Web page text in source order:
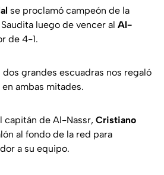
se proclamó campeón de la
Saudita luego de vencer al Al-
de 4-1.
grandes escuadras nos regaló
ambas mitades.
capitán de Al-Nassr, Cristiano
al fondo de la red para
a su equipo.